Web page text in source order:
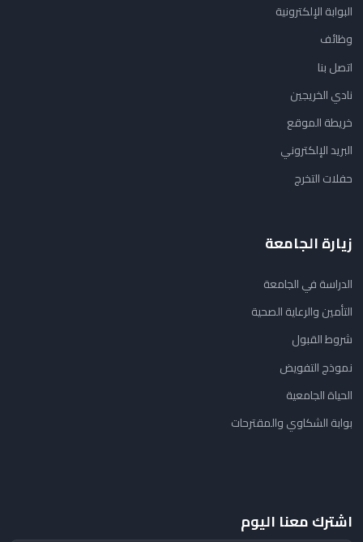
البوابة الإلكترونية
وظائف
اتصل بنا
نادي الخريجين
خريطة الموقع
البريد الإلكتروني
حفلات التخرج
زيارة الجامعة
الدراسة في الجامعة
التأمين والرعاية الصحية
شروط القبول
نموذج التفويض
الحياة الجامعية
بوابة الشكاوي والمقترحات
اشترك معنا اليوم